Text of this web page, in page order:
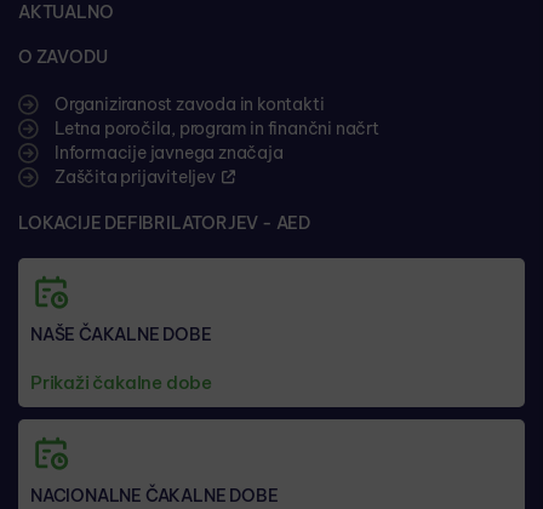
AKTUALNO
O ZAVODU
Organiziranost zavoda in kontakti
Letna poročila, program in finančni načrt
Informacije javnega značaja
Zaščita prijaviteljev
LOKACIJE DEFIBRILATORJEV - AED
NAŠE ČAKALNE DOBE
Prikaži čakalne dobe
NACIONALNE ČAKALNE DOBE